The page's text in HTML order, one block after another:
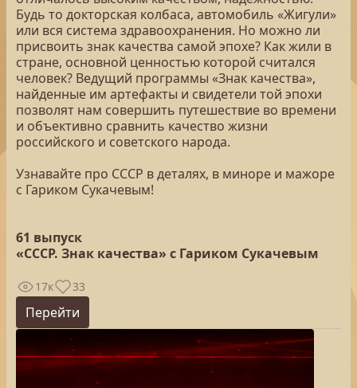
Будь то докторская колбаса, автомобиль «Жигули»
или вся система здравоохранения. Но можно ли
присвоить знак качества самой эпохе? Как жили в
стране, основной ценностью которой считался
человек? Ведущий программы «Знак качества»,
найденные им артефакты и свидетели той эпохи
позволят нам совершить путешествие во времени
и объективно сравнить качество жизни
российского и советского народа.
Узнавайте про СССР в деталях, в миноре и мажоре
с Гариком Сукачевым!
61 выпуск
«СССР. Знак качества» с Гариком Сукачевым
17к 33
Перейти